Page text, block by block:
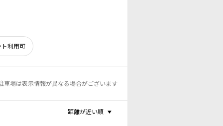
利用可
車場は表示情報が異なる場合がございます
距離が近い順